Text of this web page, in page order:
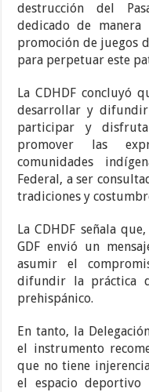
destrucción del
dedicado de
promoción de juegos
para perpetuar este
La CDHDF concluyó
desarrollar y
participar y
promover las
comunidades
Federal, a ser
tradiciones y
La CDHDF señala
GDF envió un
asumir el
difundir la práctica
prehispánico.
En tanto, la
el instrumento
que no tiene
el espacio